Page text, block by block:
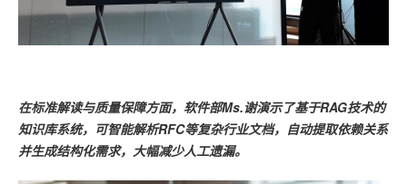
在标准解读与质量保障方面，软件部Ms.谢演示了基于RAG技术的
知识库系统，可智能解析RFC等复杂行业文档，自动提取依赖关系
并生成结构化需求，大幅减少人工遗漏。